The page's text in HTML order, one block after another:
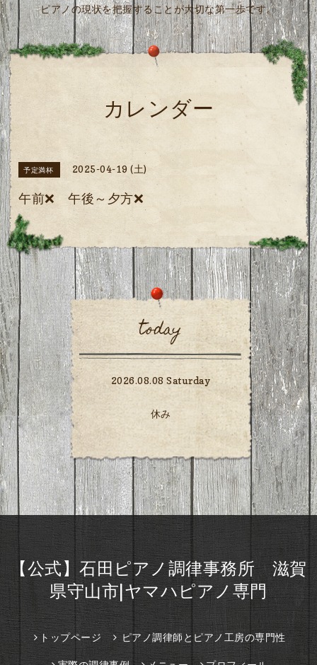
ピアノの現状を把握することが大切な第一歩です。
カレンダー
予定満杯 2025-04-19 (土)
午前❌ 午後～夕方❌
today
2026.08.08 Saturday
休み
【公式】石田ピアノ調律事務所 滋賀
県守山市|ヤマハピアノ専門
トップページ ピアノ調律師とピアノ工房の専門性